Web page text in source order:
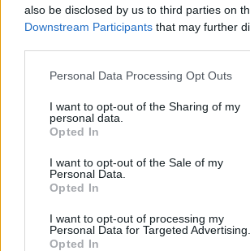
also be disclosed by us to third parties on
Downstream Participants that may further
Personal Data Processing Opt Outs
I want to opt-out of the Sharing of my
personal data.
Opted In
I want to opt-out of the Sale of my
Personal Data.
Opted In
I want to opt-out of processing my
Personal Data for Targeted Advertising.
Opted In
6 Σεπτεμβρίου, 2025
Τζον Λακαντού:
«αιματοβαμμένου»
Σμήνους στον Β΄
Μην χάνεις είδηση. Βάλε το
Google